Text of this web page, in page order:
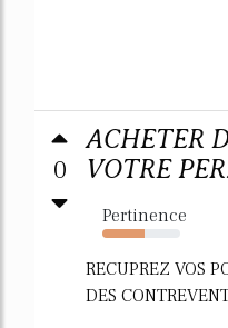
0
ACHETER
VOTRE
Pertinence
54%
RECUPREZ VOS
DES